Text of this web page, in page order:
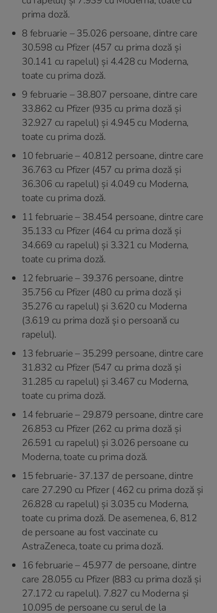
prima doză.
8 februarie – 35.026 persoane, dintre care
30.598 cu Pfizer (457 cu prima doză şi
30.141 cu rapelul) şi 4.428 cu Moderna,
toate cu prima doză.
9 februarie – 38.807 persoane, dintre care
33.862 cu Pfizer (935 cu prima doză şi
32.927 cu rapelul) şi 4.945 cu Moderna,
toate cu prima doză.
10 februarie – 40.812 persoane, dintre care
36.763 cu Pfizer (457 cu prima doză şi
36.306 cu rapelul) şi 4.049 cu Moderna,
toate cu prima doză.
11 februarie – 38.454 persoane, dintre care
35.133 cu Pfizer (464 cu prima doză şi
34.669 cu rapelul) şi 3.321 cu Moderna,
toate cu prima doză.
12 februarie – 39.376 persoane, dintre
35.756 cu Pfizer (480 cu prima doză și
35.276 cu rapelul) și 3.620 cu Moderna
(3.619 cu prima doză și o persoană cu
rapelul).
13 februarie – 35.299 persoane, dintre care
31.832 cu Pfizer (547 cu prima doză și
31.285 cu rapelul) și 3.467 cu Moderna,
toate cu prima doză.
14 februarie – 29.879 persoane, dintre care
26.853 cu Pfizer (262 cu prima doză și
26.591 cu rapelul) și 3.026 persoane cu
Moderna, toate cu prima doză.
15 februarie- 37.137 de persoane, dintre
care 27.290 cu Pfizer ( 462 cu prima doză și
26.828 cu rapelul) și 3.035 cu Moderna,
toate cu prima doză. De asemenea, 6, 812
de persoane au fost vaccinate cu
AstraZeneca, toate cu prima doză.
16 februarie – 45.977 de persoane, dintre
care 28.055 cu Pfizer (883 cu prima doză și
27.172 cu rapelul). 7.827 cu Moderna și
10.095 de persoane cu serul de la